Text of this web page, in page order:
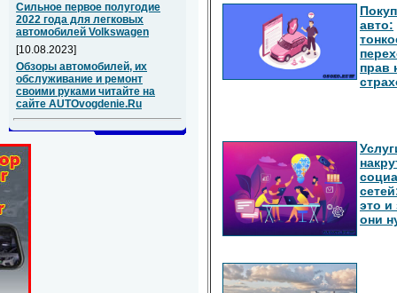
Сильное первое полугодие
2022 года для легковых
автомобилей Volkswagen
[10.08.2023]
Обзоры автомобилей, их
обслуживание и ремонт
своими руками читайте на
сайте AUTOvogdenie.Ru
авто:
прав
это и
они